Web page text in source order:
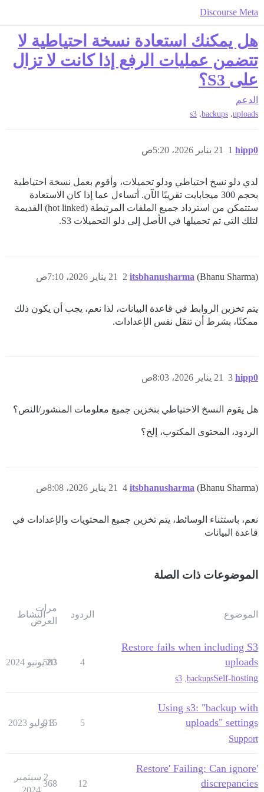
Discourse Meta
هل يمكنك استعادة نسخة احتياطية لا
تتضمن عمليات الرفع إذا كانت لا تزال
على S3؟
الدعم
uploads
,
backups
,
s3
hipp0 21 يناير 2026، 5:20ص 1
لدي دلو نسخ احتياطي ودلو تحميلات، وأقوم بعمل نسخة احتياطية
بحجم 300 ميجابايت تقريبًا الآن. أتساءل عما إذا كان الاستعادة
ستتمكن من استرداد جميع الملفات المرتبطة (hot linked) القديمة
لتلك التي تم تحميلها في الأصل إلى دلو التحميلات S3.
itsbhanusharma (Bhanu Sharma) 21 يناير 2026، 7:10ص 2
يتم تخزين الروابط في قاعدة البيانات، لذا نعم، يجب أن يكون ذلك
ممكنًا، بشرط أن تنقل نفس الإعدادات.
hipp0 21 يناير 2026، 8:03ص 3
هل يقوم النسخ الاحتياطي بتخزين جميع معلومات المنشور/النص؟
الردود، المحتوى المكتوب، إلخ؟
itsbhanusharma (Bhanu Sharma) 21 يناير 2026، 8:08ص 4
نعم، باستثناء الوسائط، يتم تخزين جميع المحتويات والإعدادات في
قاعدة البيانات
الموضوعات ذات الصلة
الموضوع الردود
مرات
العرض
النشاط
Restore fails when including S3
uploads
Self-hosting
backups
s3
4
583
20 يونيو 2024
Using s3: "backup with
uploads" settings
Support
5
915
3 يوليو 2023
'Restore' Failing: Can ignore
discrepancies
12
368
2 سبتمبر